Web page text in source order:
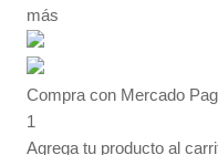
más
Compra con Mercado
1
Agrega tu producto al